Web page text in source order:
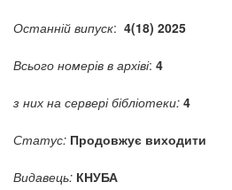
Останній випуск: 4(18) 2025
Всього номерів в архіві: 4
з них на сервері бібліотеки: 4
Статус: Продовжує виходити
Видавець: КНУБА